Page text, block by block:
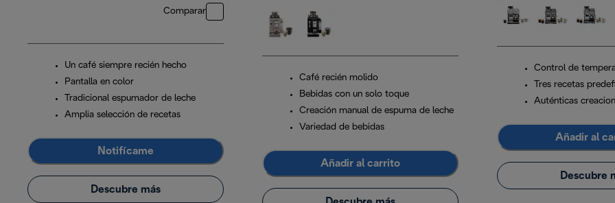
Comparar
Un café siempre recién hecho
Pantalla en color
Tradicional espumador de leche
Amplia selección de recetas
Notifícame
Descubre más
Café recién molido
Bebidas con un solo toque
Creación manual de espuma de leche
Variedad de bebidas
Añadir al carrito
Control de
Tres recetas
Auténticas
Añadir al
Descubre